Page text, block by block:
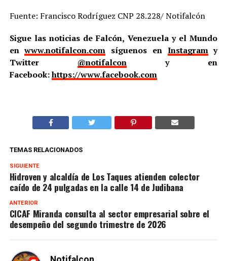
Fuente: Francisco Rodríguez CNP 28.228/ Notifalcón
Sigue las noticias de Falcón, Venezuela y el Mundo
enwww.notifalcon.com síguenos en Instagramy
Twitter @notifalcony en
Facebook:https://www.facebook.com
TEMAS RELACIONADOS
SIGUIENTE
Hidroven y alcaldía de Los Taques atienden colector
caído de 24 pulgadas en la calle 14 de Judibana
ANTERIOR
CICAF Miranda consulta al sector empresarial sobre el
desempeño del segundo trimestre de 2026